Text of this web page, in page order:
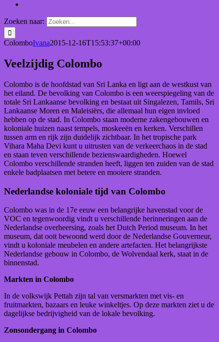
Zoeken naar:
ColomboIvana2015-12-16T15:53:37+00:00
Veelzijdig Colombo
Colombo is de hoofdstad van Sri Lanka en ligt aan de westkust van
het eiland. De bevolking van Colombo is een weerspiegeling van de
totale Sri Lankaanse bevolking en bestaat uit Singalezen, Tamils, Sri
Lankaanse Moren en Maleisiërs, die allemaal hun eigen invloed
hebben op de stad. In Colombo staan moderne zakengebouwen en
koloniale huizen naast tempels, moskeeën en kerken. Verschillen
tussen arm en rijk zijn duidelijk zichtbaar. In het tropische park
Vihara Maha Devi kunt u uitrusten van de verkeerchaos in de stad
en staan teven verschillende bezienswaardigheden. Hoewel
Colombo verschillende stranden heeft, liggen ten zuiden van de stad
enkele badplaatsen met betere en mooiere stranden.
Nederlandse koloniale tijd van Colombo
Colombo was in de 17e eeuw een belangrijke havenstad voor de
VOC en tegenwoordig vindt u verschillende herinneringen aan de
Nederlandse overheersing, zoals het Dutch Period museum. In het
museum, dat ooit bewoond werd door de Nederlandse Gouverneur,
vindt u koloniale meubelen en andere artefacten. Het belangrijkste
Nederlandse gebouw in Colombo, de Wolvendaal kerk, staat in de
binnenstad.
Markten in Colombo
In de volkswijk Pettah zijn tal van versmarkten met vis- en
fruitmarkten, bazaars en leuke winkeltjes. Op deze markten ziet u de
dagelijkse bedrijvigheid van de lokale bevolking.
Zonsondergang in Colombo